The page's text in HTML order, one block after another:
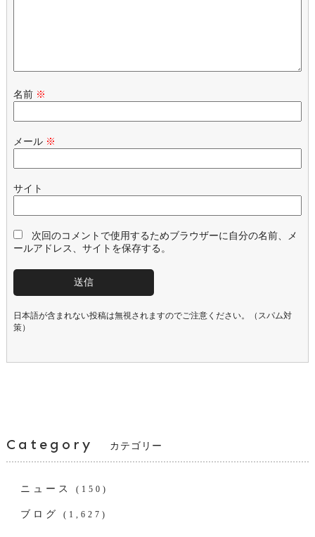
名前 ※
メール ※
サイト
次回のコメントで使用するためブラウザーに自分の名前、メ
ールアドレス、サイトを保存する。
日本語が含まれない投稿は無視されますのでご注意ください。（スパム対
策）
Category カテゴリー
ニュース (150)
ブログ (1,627)